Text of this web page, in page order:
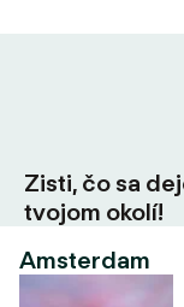
Zisti, čo sa
tvojom okolí!
Amsterdam